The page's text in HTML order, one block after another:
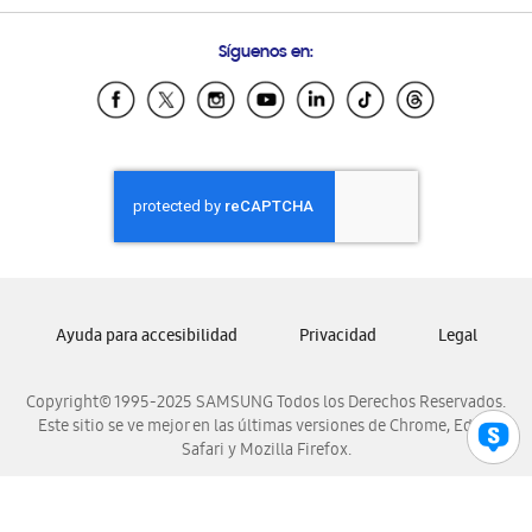
Samsung Ecuador
Samsung El Salvador
Samsung Honduras
Samsung Nicaragua
Samsung Panamá
Samsung Venezuela
Síguenos en:
Copyright© 1995-2025 SAMSUNG Todos los Derechos Reservados.
Este sitio se ve mejor en las últimas versiones de Chrome, Edge,
Safari y Mozilla Firefox.
Ayuda para accesibilidad Privacidad Legal